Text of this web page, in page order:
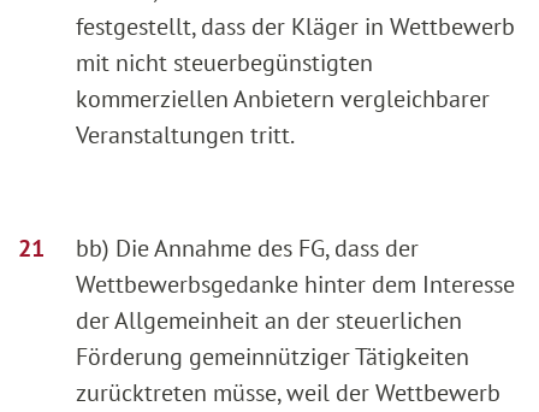
festgestellt, dass der Kläger in Wettbewerb
mit nicht steuerbegünstigten
kommerziellen Anbietern vergleichbarer
Veranstaltungen tritt.
bb) Die Annahme des FG, dass der
Wettbewerbsgedanke hinter dem Interesse
der Allgemeinheit an der steuerlichen
Förderung gemeinnütziger Tätigkeiten
zurücktreten müsse, weil der Wettbewerb